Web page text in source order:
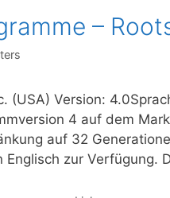
–
(USA) Version:
4 auf dem
auf 32
Englisch zur Verfügung.